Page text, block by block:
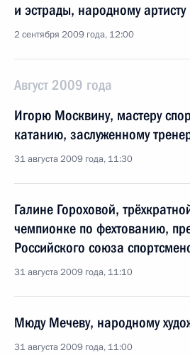
и эстрады, народному артисту
2 сентября 2009 года, 12:00
Август 2009 года
Игорю Москвину, мастеру
катанию, заслуженному
31 августа 2009 года, 11:30
Галине Гороховой,
чемпионке по фехтованию,
Российского союза
31 августа 2009 года, 11:10
Мюду Мечеву, народному
31 августа 2009 года, 11:00